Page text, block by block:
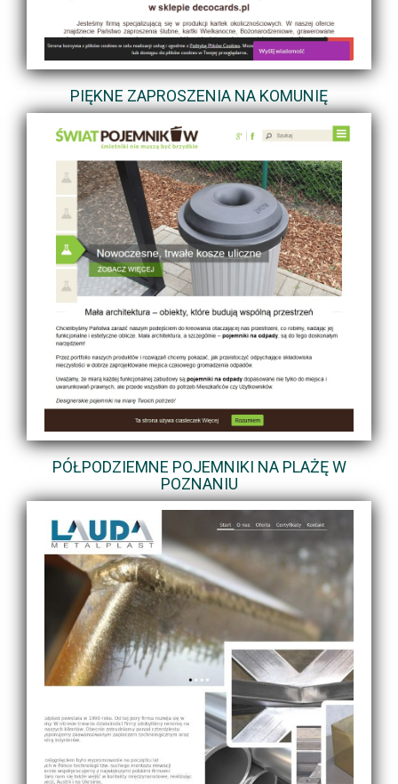
PIĘKNE ZAPROSZENIA NA KOMUNIĘ
PÓŁPODZIEMNE POJEMNIKI NA PLAŻĘ W
POZNANIU